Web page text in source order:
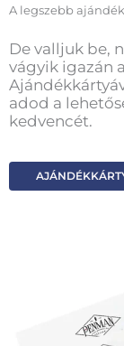
A legszebb
De valljuk be,
vágyik igazán
adod a
kedvencét.